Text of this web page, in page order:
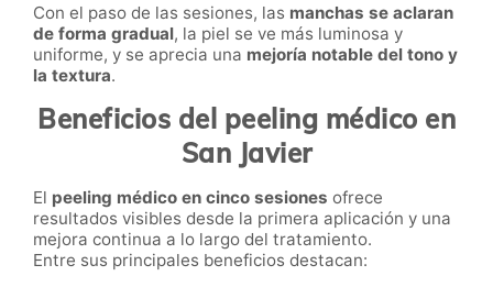
Con el paso de las sesiones, las manchas se aclaran
de forma gradual, la piel se ve más luminosa y
uniforme, y se aprecia una mejoría notable del tono y
la textura.
Beneficios del peeling médico en
San Javier
El peeling médico en cinco sesiones ofrece
resultados visibles desde la primera aplicación y una
mejora continua a lo largo del tratamiento.
Entre sus principales beneficios destacan: